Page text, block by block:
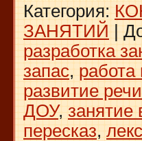
Категория:
ЗАНЯТИЙ |
разработка
запас, работа
развитие
ДОУ, занятие
пересказ,